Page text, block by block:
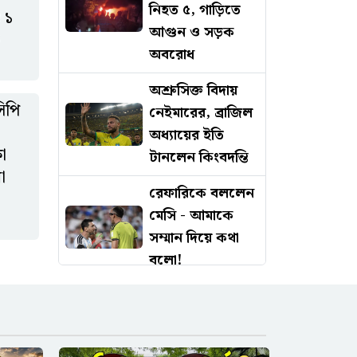
নিহত ৫, গাড়িতে
আগুন ও সড়ক
অবরোধ
অশ্রুসিক্ত বিদায়
নেইমারের, ব্রাজিল
অধ্যায়ের ইতি
টানলেন কিংবদন্তি
রেফারিকে বললেন
মেসি - আমাকে
সম্মান দিয়ে কথা
বলো!